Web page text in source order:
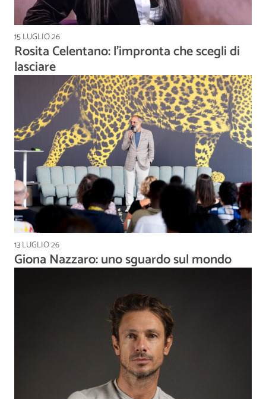
15 LUGLIO 26
Rosita Celentano: l’impronta che scegli di
lasciare
13 LUGLIO 26
Giona Nazzaro: uno sguardo sul mondo